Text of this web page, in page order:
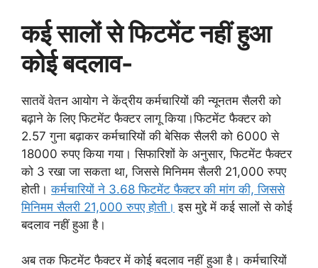
कई सालों से फिटमेंट नहीं हुआ
कोई बदलाव-
सातवें वेतन आयोग ने केंद्रीय कर्मचारियों की न्यूनतम सैलरी को
बढ़ाने के लिए फिटमेंट फैक्टर लागू किया।फिटमेंट फैक्टर को
2.57 गुना बढ़ाकर कर्मचारियों की बेसिक सैलरी को 6000 से
18000 रुपए किया गया। सिफारिशों के अनुसार, फिटमेंट फैक्टर
को 3 रखा जा सकता था, जिससे मिनिमम सैलरी 21,000 रुपए
होती।कर्मचारियों ने 3.68 फिटमेंट फैक्टर की मांग की, जिससे
मिनिमम सैलरी 21,000 रुपए होती। इस मुद्दे में कई सालों से कोई
बदलाव नहीं हुआ है।
अब तक फिटमेंट फैक्टर में कोई बदलाव नहीं हुआ है। कर्मचारियों